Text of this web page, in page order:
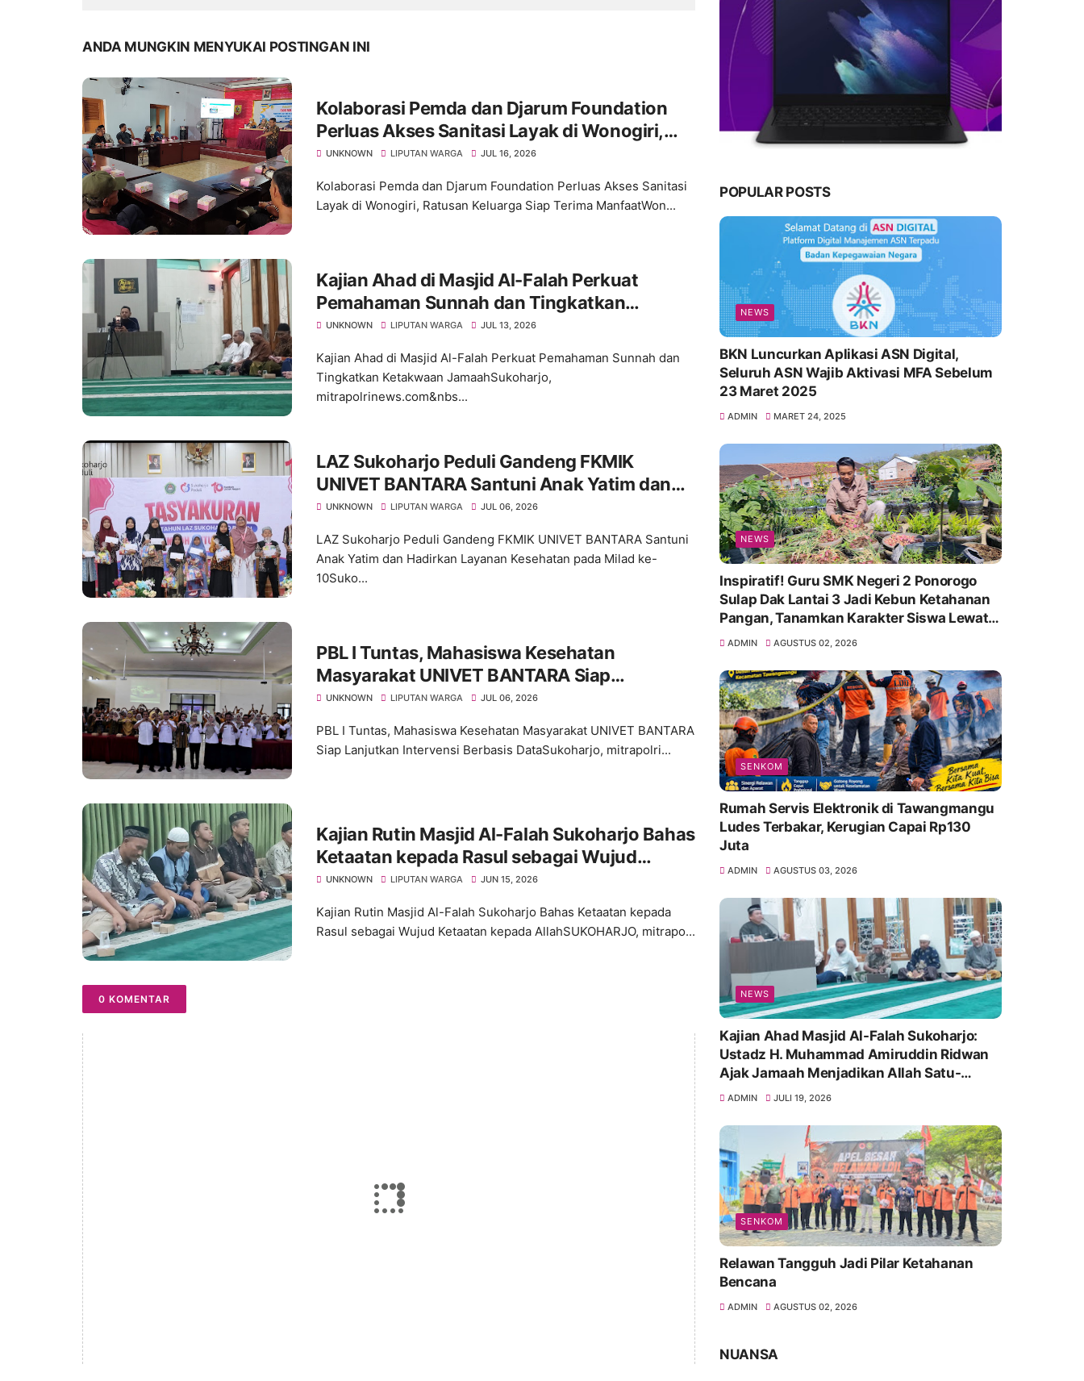
ANDA MUNGKIN MENYUKAI POSTINGAN INI
Kolaborasi Pemda dan Djarum Foundation
Perluas Akses Sanitasi Layak di Wonogiri,
Ratusan Keluarga Siap Terima Manfaat
UNKNOWN LIPUTAN WARGA JUL 16, 2026
Kolaborasi Pemda dan Djarum Foundation Perluas Akses Sanitasi
Layak di Wonogiri, Ratusan Keluarga Siap Terima ManfaatWon...
Kajian Ahad di Masjid Al-Falah Perkuat
Pemahaman Sunnah dan Tingkatkan
Ketakwaan Jamaah
UNKNOWN LIPUTAN WARGA JUL 13, 2026
Kajian Ahad di Masjid Al-Falah Perkuat Pemahaman Sunnah dan
Tingkatkan Ketakwaan JamaahSukoharjo,
mitrapolrinews.com&nbs...
LAZ Sukoharjo Peduli Gandeng FKMIK
UNIVET BANTARA Santuni Anak Yatim dan
Hadirkan Layanan Kesehatan pada Milad ke-
UNKNOWN LIPUTAN WARGA JUL 06, 2026
LAZ Sukoharjo Peduli Gandeng FKMIK UNIVET BANTARA Santuni
Anak Yatim dan Hadirkan Layanan Kesehatan pada Milad ke-
10Suko...
PBL I Tuntas, Mahasiswa Kesehatan
Masyarakat UNIVET BANTARA Siap
Lanjutkan Intervensi Berbasis Data
UNKNOWN LIPUTAN WARGA JUL 06, 2026
PBL I Tuntas, Mahasiswa Kesehatan Masyarakat UNIVET BANTARA
Siap Lanjutkan Intervensi Berbasis DataSukoharjo, mitrapolri...
Kajian Rutin Masjid Al-Falah Sukoharjo Bahas
Ketaatan kepada Rasul sebagai Wujud
Ketaatan kepada Allah
UNKNOWN LIPUTAN WARGA JUN 15, 2026
Kajian Rutin Masjid Al-Falah Sukoharjo Bahas Ketaatan kepada
Rasul sebagai Wujud Ketaatan kepada AllahSUKOHARJO, mitrapo...
0 KOMENTAR
POPULAR POSTS
NEWS
BKN Luncurkan Aplikasi ASN Digital,
Seluruh ASN Wajib Aktivasi MFA Sebelum
23 Maret 2025
ADMIN MARET 24, 2025
NEWS
Inspiratif! Guru SMK Negeri 2 Ponorogo
Sulap Dak Lantai 3 Jadi Kebun Ketahanan
Pangan, Tanamkan Karakter Siswa Lewat
Aksi Nyata
ADMIN AGUSTUS 02, 2026
SENKOM
Rumah Servis Elektronik di Tawangmangu
Ludes Terbakar, Kerugian Capai Rp130
Juta
ADMIN AGUSTUS 03, 2026
NEWS
Kajian Ahad Masjid Al-Falah Sukoharjo:
Ustadz H. Muhammad Amiruddin Ridwan
Ajak Jamaah Menjadikan Allah Satu-
Satunya Tempat Bergantung
ADMIN JULI 19, 2026
SENKOM
Relawan Tangguh Jadi Pilar Ketahanan
Bencana
ADMIN AGUSTUS 02, 2026
NUANSA